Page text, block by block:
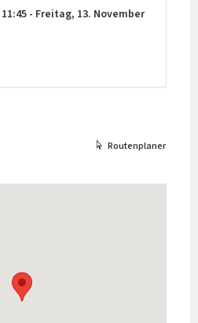
11:45 - Freitag, 13. November
Routenplaner